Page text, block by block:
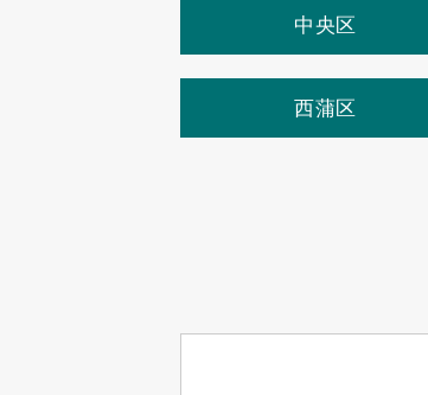
中央区
西蒲区